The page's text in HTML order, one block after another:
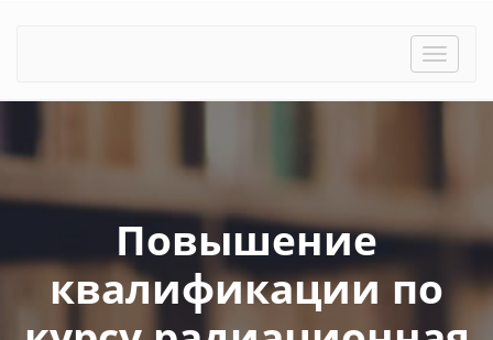
Toggle
Повышение
квалификации по